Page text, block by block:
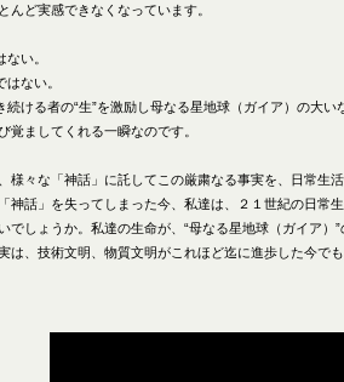
んど実感できなくなっています。
ない。
はない。
続ける者の“生”を激励し母なる星地球（ガイア）の大
覚ましてくれる一瞬なのです。
様々な「神話」に託してこの厳粛なる事実を、日常生
神話」を失ってしまった今、私達は、２１世紀の日常
でしょうか。私達の生命が、“母なる星地球（ガイア）
は、技術文明、物質文明がこれほど迄に進歩した今で